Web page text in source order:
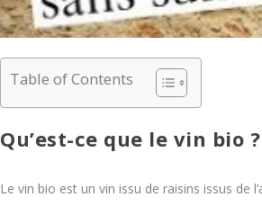
Table of Contents
Qu’est-ce que le vin bio ?
Le vin bio est un vin issu de raisins issus de